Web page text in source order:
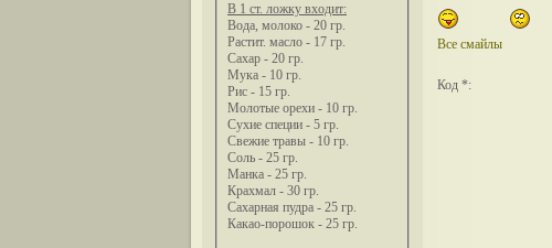
В 1 ст. ложку входит:
Вода, молоко - 20 гр.
Растит. масло - 17 гр.
Сахар - 20 гр.
Мука - 10 гр.
Рис - 15 гр.
Молотые орехи - 10 гр.
Сухие специи - 5 гр.
Свежие травы - 10 гр.
Соль - 25 гр.
Манка - 25 гр.
Крахмал - 30 гр.
Сахарная пудра - 25 гр.
Какао-порошок - 25 гр.
Все смайлы
Код *: